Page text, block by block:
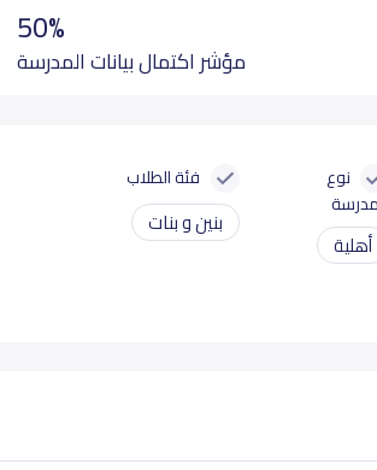
50%
مؤشر اكتمال بيانات المدرسة
نوع
أهلية
فئة الطلاب
بنين و بنات